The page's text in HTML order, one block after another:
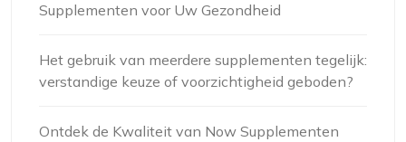
Supplementen voor Uw Gezondheid
Het gebruik van meerdere supplementen tegelijk:
verstandige keuze of voorzichtigheid geboden?
Ontdek de Kwaliteit van Now Supplementen